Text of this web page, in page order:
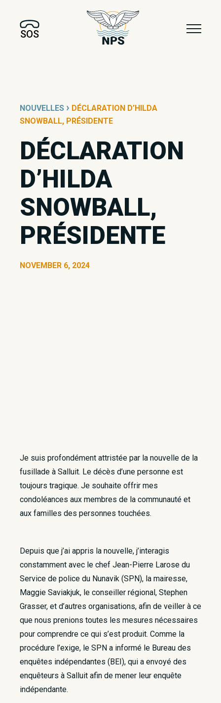
SOS
NOUVELLES › DÉCLARATION D’HILDA
SNOWBALL, PRÉSIDENTE
DÉCLARATION
D’HILDA
SNOWBALL,
PRÉSIDENTE
NOVEMBER 6, 2024
Je suis profondément attristée par la nouvelle de la
fusillade à Salluit. Le décès d’une personne est
toujours tragique. Je souhaite offrir mes
condoléances aux membres de la communauté et
aux familles des personnes touchées.
Depuis que j’ai appris la nouvelle, j’interagis
constamment avec le chef Jean-Pierre Larose du
Service de police du Nunavik (SPN), la mairesse,
Maggie Saviakjuk, le conseiller régional, Stephen
Grasser, et d’autres organisations, afin de veiller à ce
que nous prenions toutes les mesures nécessaires
pour comprendre ce qui s’est produit. Comme la
procédure l’exige, le SPN a informé le Bureau des
enquêtes indépendantes (BEI), qui a envoyé des
enquêteurs à Salluit afin de mener leur enquête
indépendante.